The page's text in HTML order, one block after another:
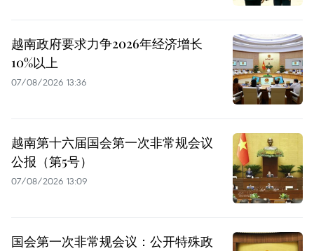
越南政府要求力争2026年经济增长
10%以上
07/08/2026 13:36
越南第十六届国会第一次非常规会议
公报（第5号）
07/08/2026 13:09
国会第一次非常规会议：公开特殊政